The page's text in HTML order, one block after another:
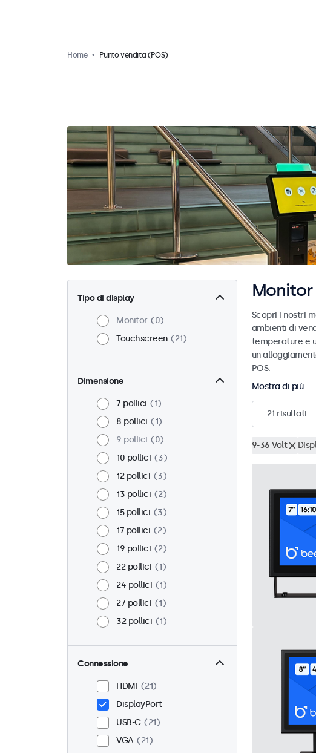
Home Punto vendita (POS)
Tipo di display
Monitor
0
Touchscreen
21
Dimensione
7 pollici
1
8 pollici
1
9 pollici
0
10 pollici
3
12 pollici
3
13 pollici
2
15 pollici
3
17 pollici
2
19 pollici
2
22 pollici
1
24 pollici
1
27 pollici
1
32 pollici
1
Connessione
HDMI
21
DisplayPort
USB-C
21
VGA
21
Monitor
Scopri i nostri
ambienti di
temperature e
un
POS.
Mostra di più
21 risultati
9-36 Volt